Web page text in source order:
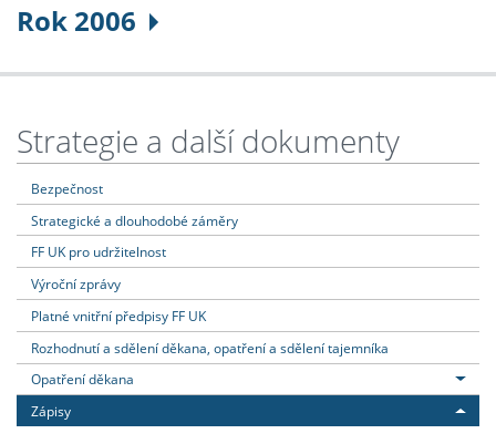
Rok 2006
Strategie a další dokumenty
Bezpečnost
Strategické a dlouhodobé záměry
FF UK pro udržitelnost
Výroční zprávy
Platné vnitřní předpisy FF UK
Rozhodnutí a sdělení děkana, opatření a sdělení tajemníka
Opatření děkana
Zápisy